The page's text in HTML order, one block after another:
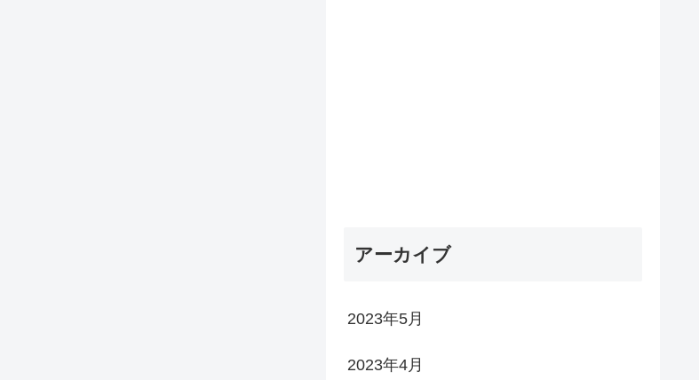
アーカイブ
2023年5月
2023年4月